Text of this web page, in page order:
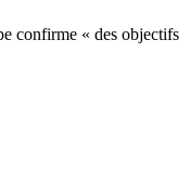
confirme « des objectifs